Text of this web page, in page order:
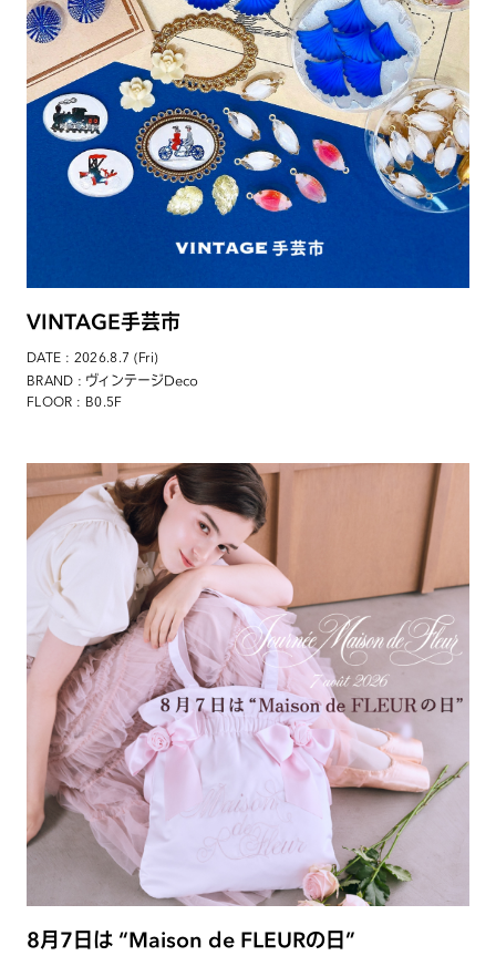
VINTAGE手芸市
DATE : 2026.8.7 (Fri)
BRAND : ヴィンテージDeco
FLOOR : B0.5F
8月7日は “Maison de FLEURの日”